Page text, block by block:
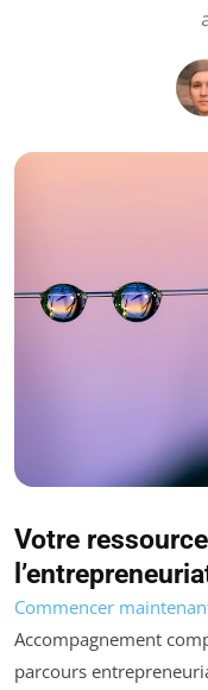
Votre
Commencer
Accompagnement
parcours